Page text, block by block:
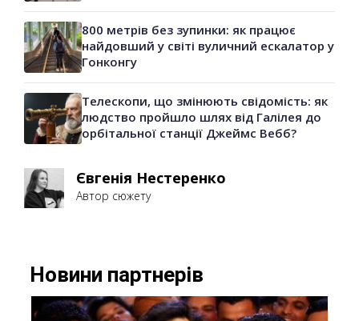
800 метрів без зупинки: як працює
найдовший у світі вуличний ескалатор у
Гонконгу
Телескопи, що змінюють свідомість: як
людство пройшло шлях від Галілея до
орбітальної станції Джеймс Вебб?
Євгенія Нестеренко
Автор сюжету